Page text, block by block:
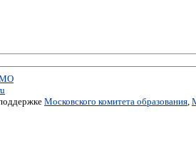
Московского комитета образования,